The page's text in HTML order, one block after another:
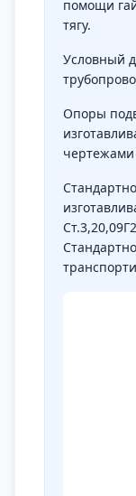
помощи
тягу.
Условный
Опоры
чертежами